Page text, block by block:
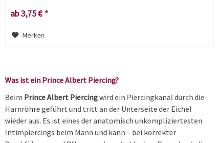
ab 3,75 € *
Merken
Was ist ein Prince Albert Piercing?
Beim Prince Albert Piercingwird ein Piercingkanal durch die
Harnröhre geführt und tritt an der Unterseite der Eichel
wieder aus. Es ist eines der anatomisch unkompliziertesten
Intimpiercings beim Mann und kann – bei korrekter